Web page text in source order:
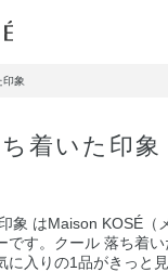
印象
着いた印象
象 はMaison KOSÉ（
です。クール 落ち着
に入りの1品がきっと見